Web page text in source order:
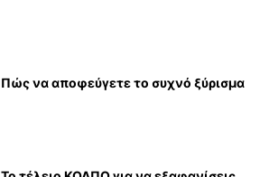
Πώς να αποφεύγετε το συχνό ξύρισμα